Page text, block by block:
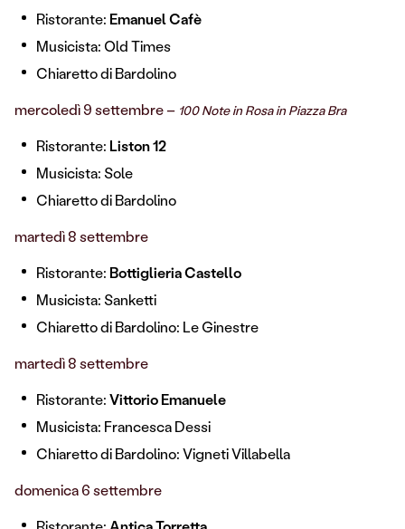
Ristorante: Emanuel Cafè
Musicista: Old Times
Chiaretto di Bardolino
mercoledì 9 settembre – 100 Note in Rosa in Piazza Bra
Ristorante: Liston 12
Musicista:Sole
Chiaretto di Bardolino
martedì 8 settembre
Ristorante: Bottiglieria Castello
Musicista:Sanketti
Chiaretto di Bardolino: Le Ginestre
martedì 8 settembre
Ristorante:Vittorio Emanuele
Musicista: Francesca Dessi
Chiaretto di Bardolino: Vigneti Villabella
domenica 6 settembre